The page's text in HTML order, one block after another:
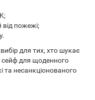
від пожежі;
для тих, хто шукає
сейф для щоденного
та несанкціонованого